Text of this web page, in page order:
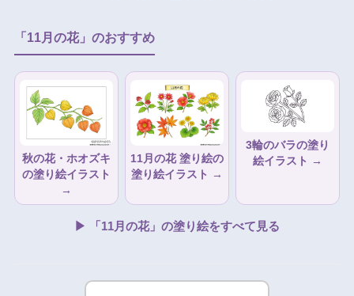
「11月の花」のおすすめ
秋の花・ホオズキ
の塗り絵イラスト
→
11月の花 塗り絵の
塗り絵イラスト →
3輪のバラの塗り
絵イラスト →
▶ 「11月の花」の塗り絵をすべて見る